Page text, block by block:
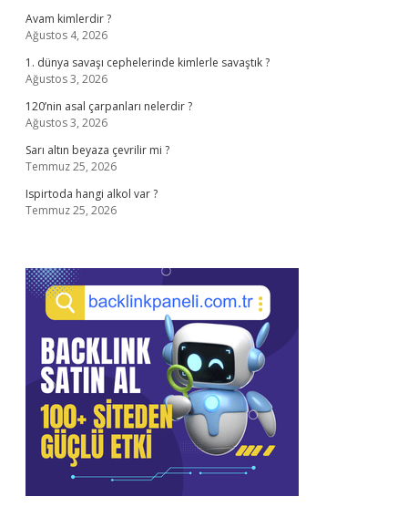
Avam kimlerdir ?
Ağustos 4, 2026
1. dünya savaşı cephelerinde kimlerle savaştık ?
Ağustos 3, 2026
120’nin asal çarpanları nelerdir ?
Ağustos 3, 2026
Sarı altın beyaza çevrilir mi ?
Temmuz 25, 2026
Ispirtoda hangi alkol var ?
Temmuz 25, 2026